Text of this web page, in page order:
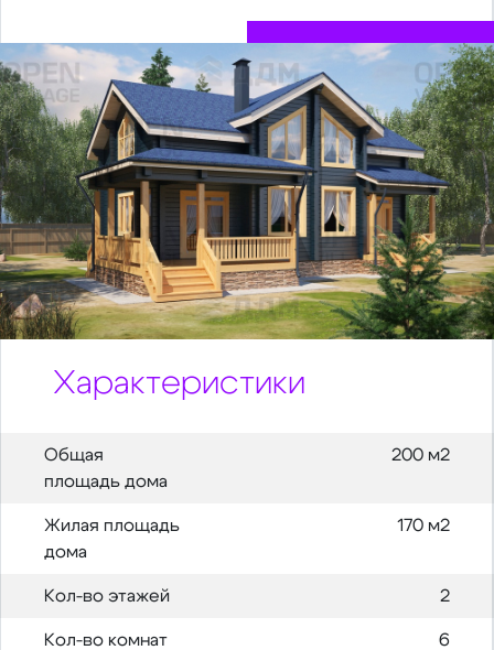
Характеристики
Общая
площадь дома
200 м2
Жилая площадь
дома
170 м2
Кол-во этажей 2
Кол-во комнат 6